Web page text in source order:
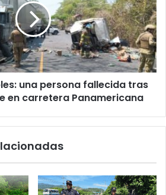
una persona fallecida tras
en carretera Panamericana